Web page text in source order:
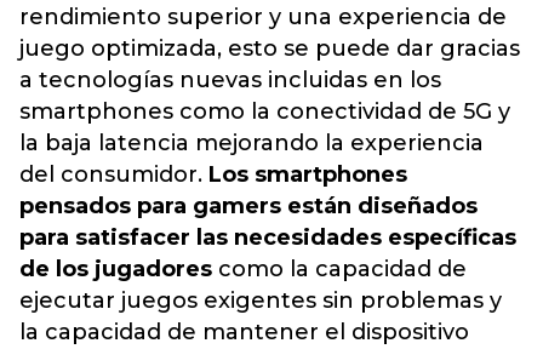
rendimiento superior y una experiencia de
juego optimizada, esto se puede dar gracias
a tecnologías nuevas incluidas en los
smartphones como la conectividad de 5G y
la baja latencia mejorando la experiencia
del consumidor. Los smartphones
pensados para gamers están diseñados
para satisfacer las necesidades específicas
de los jugadores como la capacidad de
ejecutar juegos exigentes sin problemas y
la capacidad de mantener el dispositivo